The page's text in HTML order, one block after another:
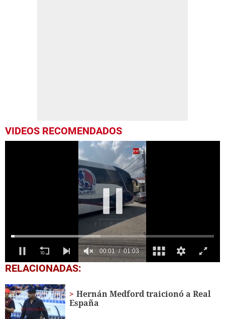
VIDEOS RECOMENDADOS
0
seconds
1
minute,
3
seconds
RELACIONADAS:
Hernán Medford traicionó a Real
España